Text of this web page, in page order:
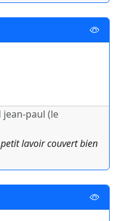
paul (le
lavoir couvert bien